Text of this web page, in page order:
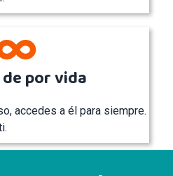
por vida
accedes a él para siempre.